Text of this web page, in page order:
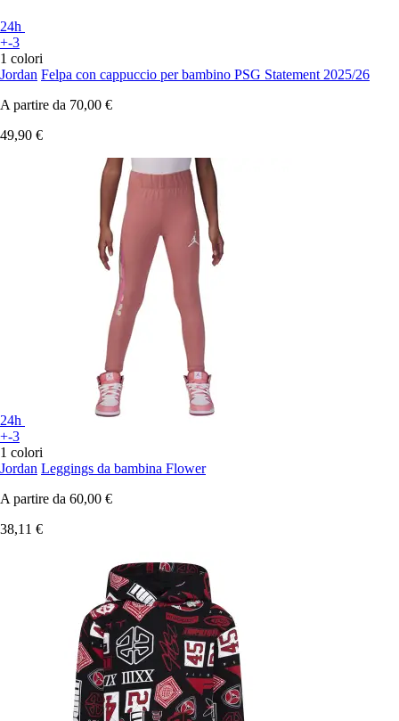
24h
+-3
1 colori
Jordan Felpa con cappuccio per bambino PSG Statement 2025/26
A partire da 70,00 €
49,90 €
24h
+-3
1 colori
Jordan Leggings da bambina Flower
A partire da 60,00 €
38,11 €